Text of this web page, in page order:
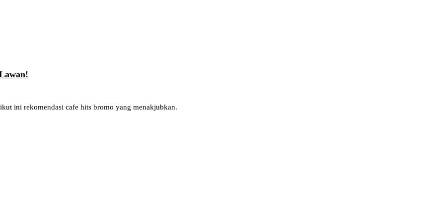
ini rekomendasi cafe hits bromo yang menakjubkan.